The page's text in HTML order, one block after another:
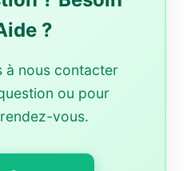
?
à nous contacter
ou pour
vous.